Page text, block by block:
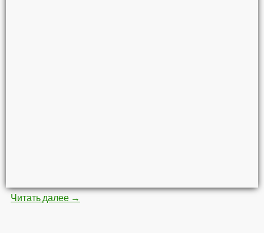
Читать далее Невероятные картины кистью и красками
→